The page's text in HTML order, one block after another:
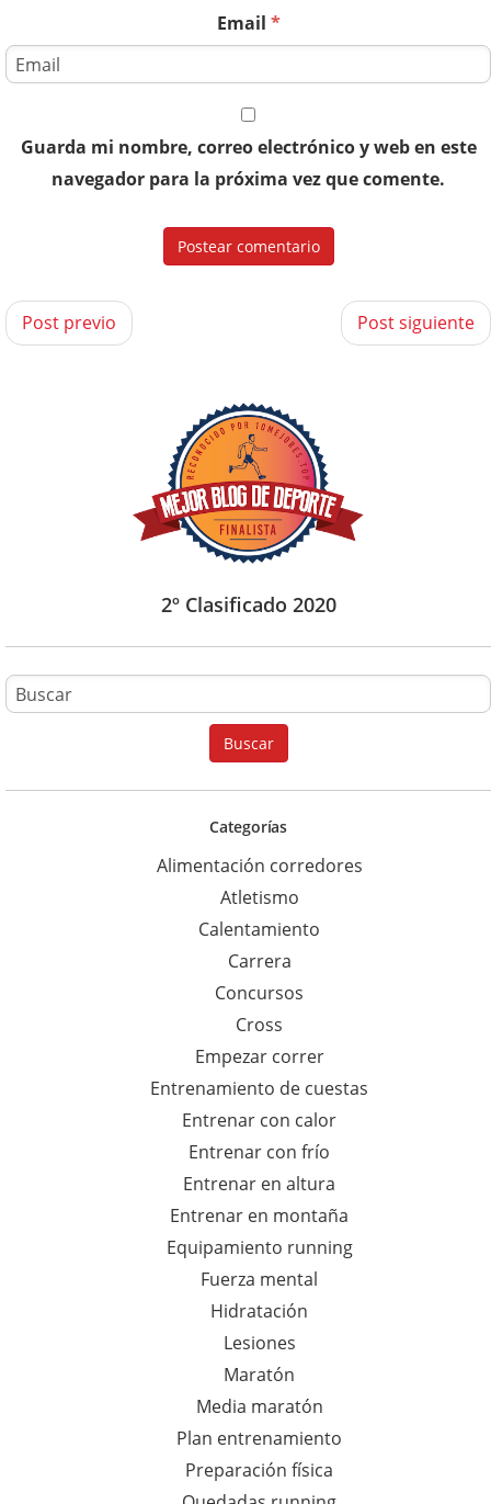
Email *
Guarda mi nombre, correo electrónico y web en este
navegador para la próxima vez que comente.
Post previo Post siguiente
2º Clasificado 2020
u
s
c
p
a
r
a
:
Buscar
Categorías
Alimentación corredores
Atletismo
Calentamiento
Carrera
Concursos
Cross
Empezar correr
Entrenamiento de cuestas
Entrenar con calor
Entrenar con frío
Entrenar en altura
Entrenar en montaña
Equipamiento running
Fuerza mental
Hidratación
Lesiones
Maratón
Media maratón
Plan entrenamiento
Preparación física